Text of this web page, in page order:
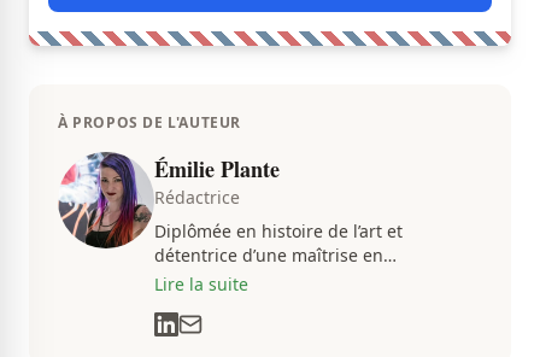
À PROPOS DE L'AUTEUR
Émilie Plante
Rédactrice
Diplômée en histoire de l’art et
détentrice d’une maîtrise en
muséologie, Émilie gravite dans
communications depuis près de deux
Lire la suite